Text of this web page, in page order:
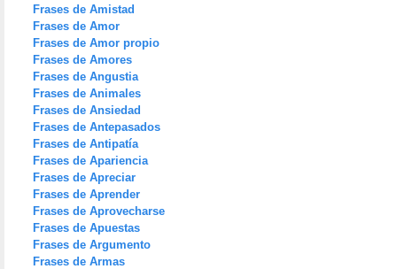
Frases de Amistad
Frases de Amor
Frases de Amor propio
Frases de Amores
Frases de Angustia
Frases de Animales
Frases de Ansiedad
Frases de Antepasados
Frases de Antipatía
Frases de Apariencia
Frases de Apreciar
Frases de Aprender
Frases de Aprovecharse
Frases de Apuestas
Frases de Argumento
Frases de Armas